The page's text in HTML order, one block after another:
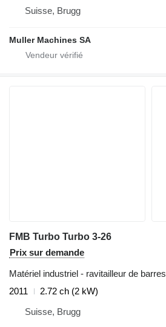
Suisse, Brugg
Muller Machines SA
FMB Turbo Turbo 3-26
Prix sur demande
Matériel industriel - ravitailleur de barres
2011
2.72 ch (2 kW)
Suisse, Brugg